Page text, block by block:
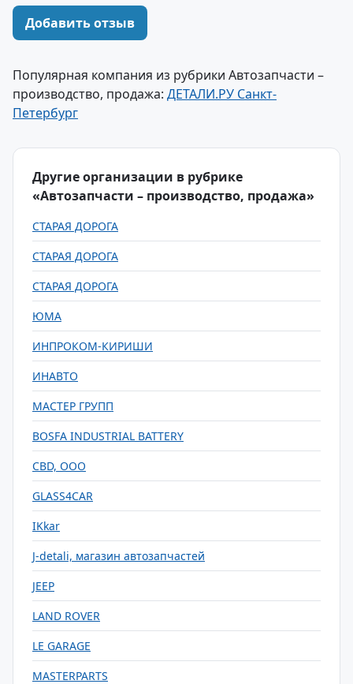
Добавить отзыв
Популярная компания из рубрики Автозапчасти –
производство, продажа: ДЕТАЛИ.РУ Санкт-
Петербург
Другие организации в рубрике
«Автозапчасти – производство, продажа»
СТАРАЯ ДОРОГА
СТАРАЯ ДОРОГА
СТАРАЯ ДОРОГА
ЮМА
ИНПРОКОМ-КИРИШИ
ИНАВТО
МАСТЕР ГРУПП
BOSFA INDUSTRIAL BATTERY
CBD, ООО
GLASS4CAR
IKkar
J-detali, магазин автозапчастей
JEEP
LAND ROVER
LE GARAGE
MASTERPARTS